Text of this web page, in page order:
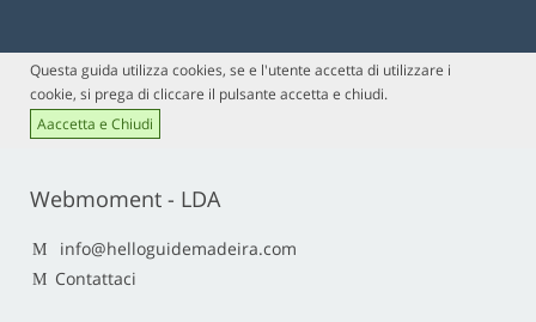
Questa guida utilizza cookies, se e l'utente accetta di utilizzare i
cookie, si prega di cliccare il pulsante accetta e chiudi.
Aaccetta e Chiudi
Webmoment - LDA
info@helloguidemadeira.com
Contattaci